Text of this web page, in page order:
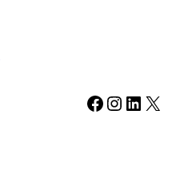
Facebook Instagram LinkedIn X